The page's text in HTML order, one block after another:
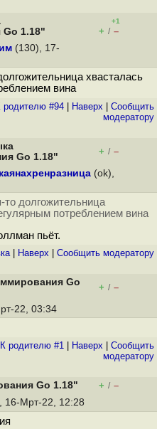
Go 1.18"
+1
+ / –
(130), 17-
хвасталась
вина
родителю #94 Наверх
Cообщить
модератору
Go 1.18"
+ / –
(ok),
то долгожительница
потреблением вина
пьёт.
| Наверх Cообщить модератору
Go
+ / –
22, 03:34
К родителю #1 Наверх
Cообщить
модератору
Go 1.18" + / –
16-Мрт-22, 12:28